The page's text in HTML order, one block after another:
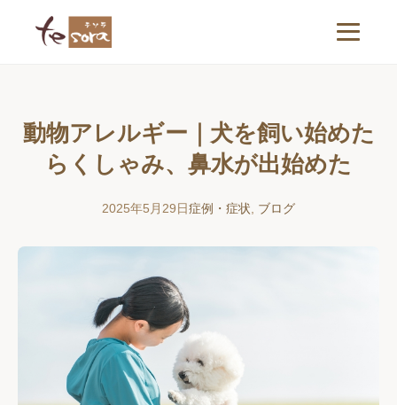
動物アレルギー｜犬を飼い始めた
らくしゃみ、鼻水が出始めた
2025年5月29日症例・症状 ブログ